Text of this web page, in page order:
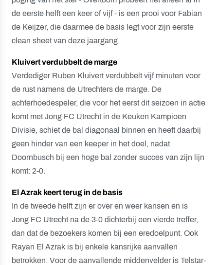
de eerste helft een keer of vijf - is een prooi voor Fabian
de Keijzer, die daarmee de basis legt voor zijn eerste
clean sheet van deze jaargang.
Kluivert verdubbelt de marge
Verdediger Ruben Kluivert verdubbelt vijf minuten voor
de rust namens de Utrechters de marge. De
achterhoedespeler, die voor het eerst dit seizoen in actie
komt met Jong FC Utrecht in de Keuken Kampioen
Divisie, schiet de bal diagonaal binnen en heeft daarbij
geen hinder van een keeper in het doel, nadat
Doornbusch bij een hoge bal zonder succes van zijn lijn
komt: 2-0.
El Azrak keert terug in de basis
In de tweede helft zijn er over en weer kansen en is
Jong FC Utrecht na de 3-0 dichterbij een vierde treffer,
dan dat de bezoekers komen bij een eredoelpunt. Ook
Rayan El Azrak is bij enkele kansrijke aanvallen
betrokken. Voor de aanvallende middenvelder is Telstar-